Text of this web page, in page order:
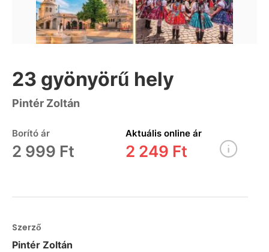
23 gyönyörű hely
Pintér Zoltán
Borító ár
2 999 Ft
Aktuális online ár
2 249 Ft
Szerző
Pintér Zoltán